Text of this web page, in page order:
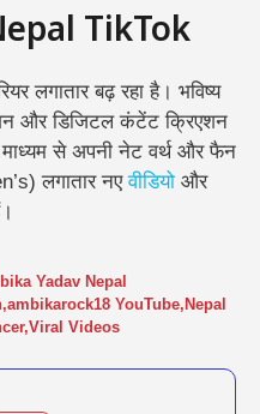
TikTok
लगातार बढ़ रहा है। भविष्य
और डिजिटल कंटेंट क्रिएशन
से अपनी नेट वर्थ और फैन
लगातार नएवीडियो और
Yadav Nepal
,ambikarock18 YouTube,Nepal
,Viral Videos